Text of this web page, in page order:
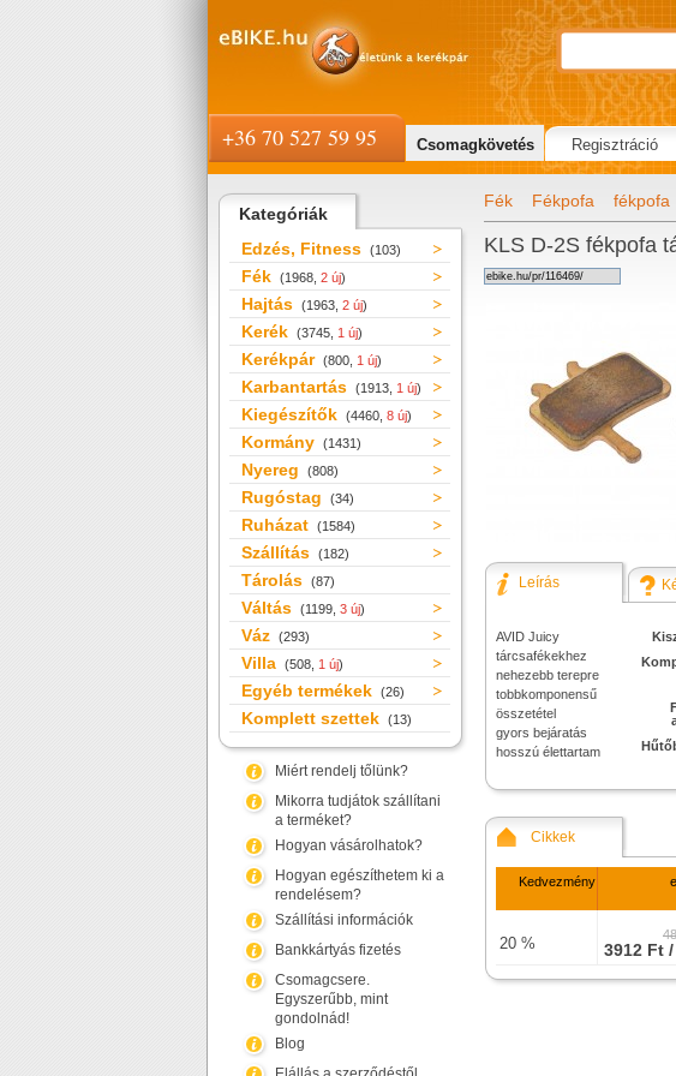
Kategóriák
Edzés, Fitness (103)
Fék (1968, 2 új)
Hajtás (1963, 2 új)
Kerék (3745, 1 új)
Kerékpár (800, 1 új)
Karbantartás (1913, 1 új)
Kiegészítők (4460, 8 új)
Kormány (1431)
Nyereg (808)
Rugóstag (34)
Ruházat (1584)
Szállítás (182)
Tárolás (87)
Váltás (1199, 3 új)
Váz (293)
Villa (508, 1 új)
Egyéb termékek (26)
Komplett szettek (13)
Miért rendelj tőlünk?
Mikorra tudjátok szállítani
a terméket?
Hogyan vásárolhatok?
Hogyan egészíthetem ki a
rendelésem?
Szállítási információk
Bankkártyás fizetés
Csomagcsere.
Egyszerűbb, mint
gondolnád!
Blog
Fék Fékpofa fékpofa
KLS D-2S fékpofa
Leírás
AVID Juicy
tárcsafékekhez
nehezebb terepre
tobbkomponensű
összetétel
gyors bejáratás
hosszú élettartam
Cikkek
Kedvezmény
20 % 3912 Ft
+36 70 527 59 95 Csomagkövetés Regisztráció